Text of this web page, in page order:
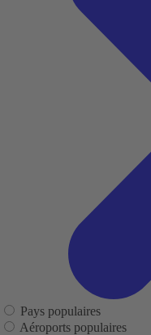
Pays populaires
Aéroports populaires